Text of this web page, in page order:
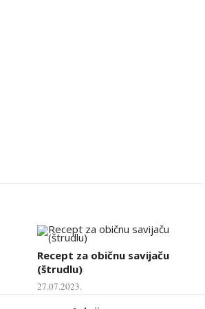
Recept za običnu savijaču
(štrudlu)
27.07.2023.